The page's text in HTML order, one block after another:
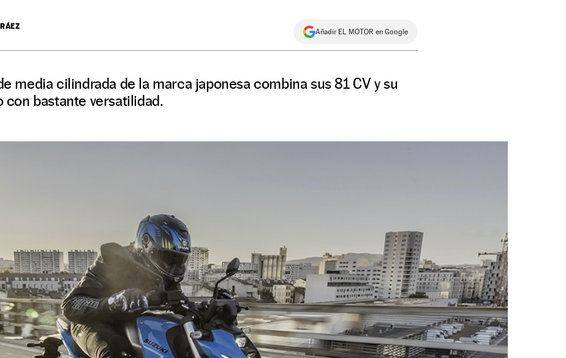
Añadir EL MOTOR en Google
media cilindrada de la marca japonesa combina sus 81 CV y su
bastante versatilidad.